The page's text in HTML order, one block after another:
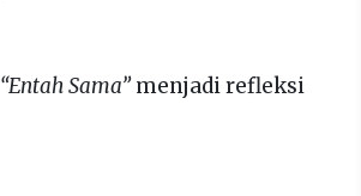
“Entah Sama”menjadi refleksi